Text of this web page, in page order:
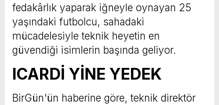
fedakârlık yaparak iğneyle oynayan 25
yaşındaki futbolcu, sahadaki
mücadelesiyle teknik heyetin en
güvendiği isimlerin başında geliyor.
ICARDİ YİNE YEDEK
BirGün'ün haberine göre, teknik direktör